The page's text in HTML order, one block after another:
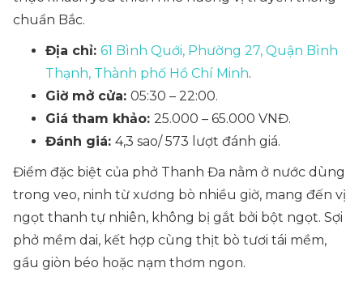
chuẩn Bắc.
Địa chỉ: 61 Bình Quới, Phường 27, Quận Bình
Thạnh, Thành phố Hồ Chí Minh.
Giờ mở cửa: 05:30 – 22:00.
Giá tham khảo: 25.000 – 65.000 VNĐ.
Đánh giá: 4,3 sao/ 573 lượt đánh giá.
Điểm đặc biệt của phở Thanh Đa nằm ở nước dùng
trong veo, ninh từ xương bò nhiều giờ, mang đến vị
ngọt thanh tự nhiên, không bị gắt bởi bột ngọt. Sợi
phở mềm dai, kết hợp cùng thịt bò tươi tái mềm,
gầu giòn béo hoặc nạm thơm ngon.